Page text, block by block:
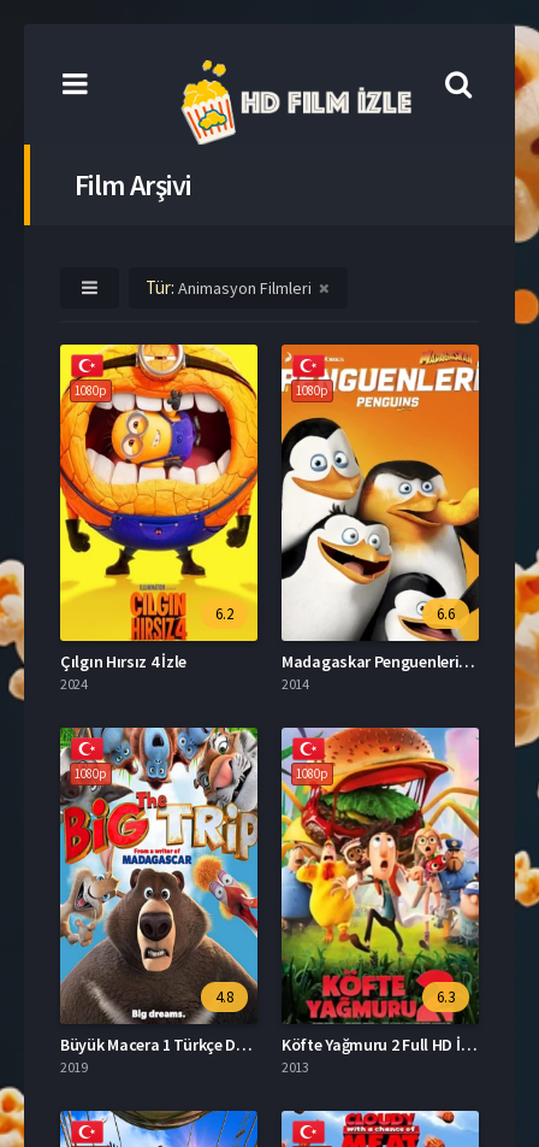
Film Arşivi
Tür: Animasyon Filmleri
1080p
6.2
Çılgın Hırsız 4 İzle
2024
1080p
6.6
Madagaskar Penguenleri Türkçe Dublaj İzle
2014
1080p
4.8
Büyük Macera 1 Türkçe Dublaj Full izle
2019
1080p
6.3
Köfte Yağmuru 2 Full HD İzle
2013